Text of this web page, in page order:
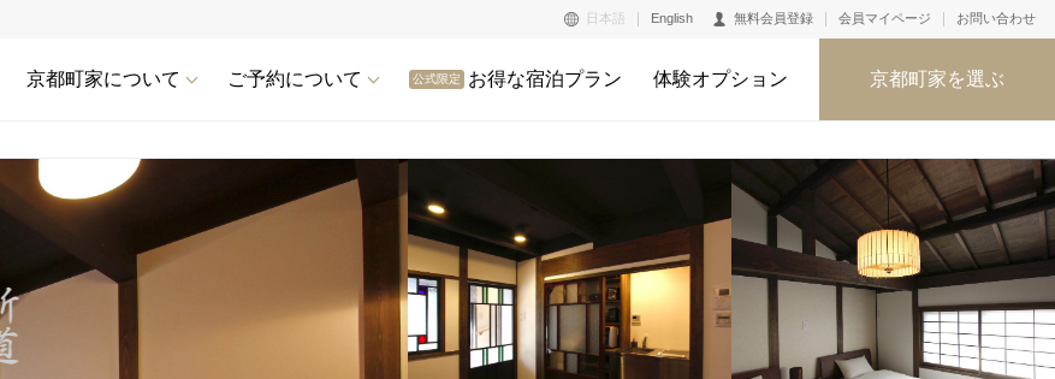
日本語 English 無料会員登録 会員マイページ お問い合わせ
京都町家について ご予約について 公式限定 お得な宿泊プラン 体験オプション 京都町家を選ぶ